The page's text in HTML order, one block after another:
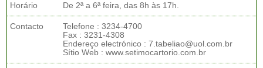
Horário De 2ª a 6ª feira, das 8h às 17h.
Contacto
Telefone : 3234-4700
Fax : 3231-4308
Endereço electrónico : 7.tabeliao@uol.com.br
Sítio Web : www.setimocartorio.com.br